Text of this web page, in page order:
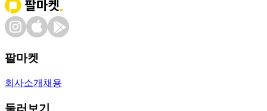
팔마켓
회사소개 채용
둘러보기